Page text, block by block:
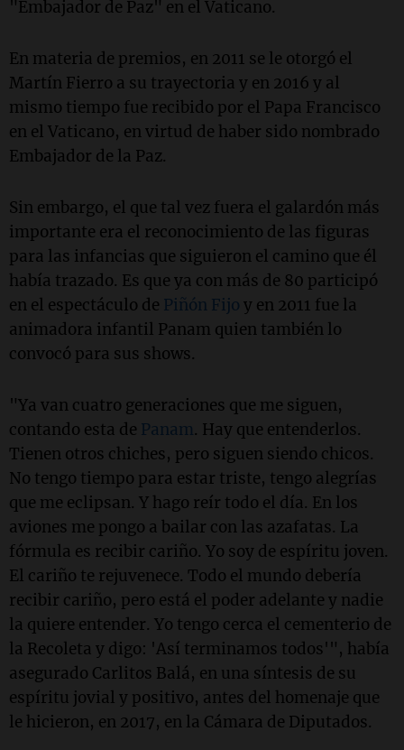
"Embajador de Paz" en el Vaticano.
En materia de premios, en 2011 se le otorgó el
Martín Fierro a su trayectoria y en 2016 y al
mismo tiempo fue recibido por el Papa Francisco
en el Vaticano, en virtud de haber sido nombrado
Embajador de la Paz.
Sin embargo, el que tal vez fuera el galardón más
importante era el reconocimiento de las figuras
para las infancias que siguieron el camino que él
había trazado. Es que ya con más de 80 participó
en el espectáculo de Piñón Fijo y en 2011 fue la
animadora infantil Panam quien también lo
convocó para sus shows.
"Ya van cuatro generaciones que me siguen,
contando esta de Panam. Hay que entenderlos.
Tienen otros chiches, pero siguen siendo chicos.
No tengo tiempo para estar triste, tengo alegrías
que me eclipsan. Y hago reír todo el día. En los
aviones me pongo a bailar con las azafatas. La
fórmula es recibir cariño. Yo soy de espíritu joven.
El cariño te rejuvenece. Todo el mundo debería
recibir cariño, pero está el poder adelante y nadie
la quiere entender. Yo tengo cerca el cementerio de
la Recoleta y digo: 'Así terminamos todos'", había
asegurado Carlitos Balá, en una síntesis de su
espíritu jovial y positivo, antes del homenaje que
le hicieron, en 2017, en la Cámara de Diputados.